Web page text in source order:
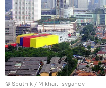
© Sputnik / Mikhail Tsyganov